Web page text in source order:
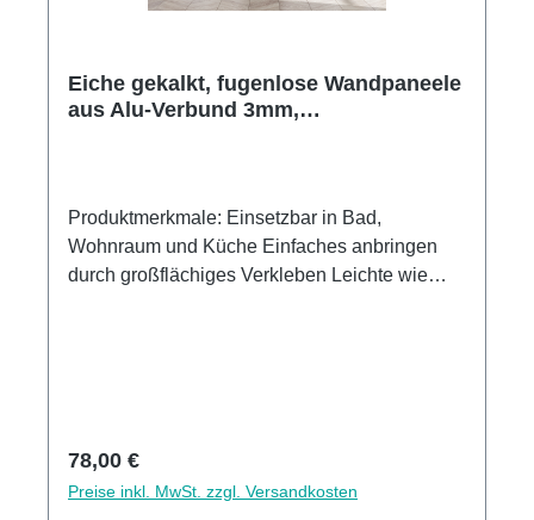
Eiche gekalkt, fugenlose Wandpaneele
aus Alu-Verbund 3mm,
Produktmerkmale: Einsetzbar in Bad,
Wohnraum und Küche Einfaches anbringen
durch großflächiges Verkleben Leichte wie
Regulärer Preis:
78,00 €
Preise inkl. MwSt. zzgl. Versandkosten